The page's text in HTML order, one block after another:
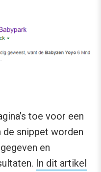
toe voor een
snippet worden
en
In dit artikel